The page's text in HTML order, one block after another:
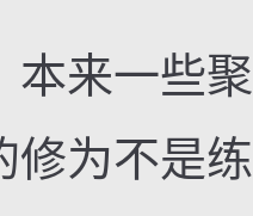
一些聚
修为不是